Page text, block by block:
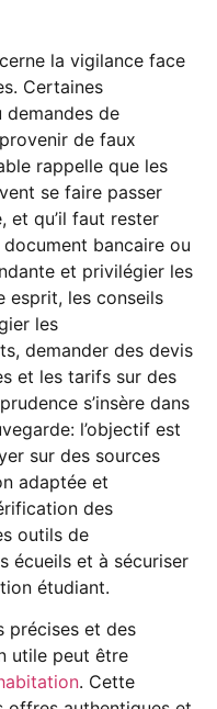
la vigilance face
Certaines
de
de faux
rappelle que les
se faire passer
et qu’il faut rester
bancaire ou
et privilégier les
esprit, les conseils
les
demander des devis
et les tarifs sur des
s’insère dans
l’objectif est
sur des sources
adaptée et
des
outils de
écueils et à sécuriser
étudiant.
précises et des
utile peut être
. Cette